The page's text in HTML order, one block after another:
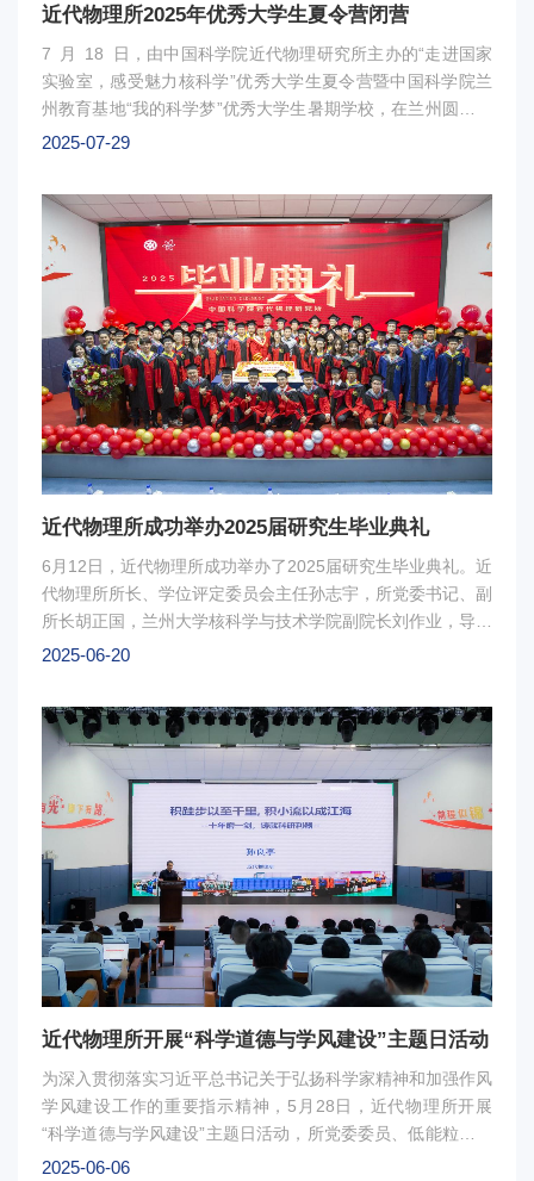
坚持把“科”字特色融入乡村振兴全过程，在科技兴村的道路上
不断探索实践、总结经验、推广创新。此次活动建立了研究生
科教帮扶志愿服务长效机制。未来，研究所将继续积极组织和
引导研究生对帮扶点开展“智志双扶”，持续为全面推进乡村振
兴贡献智慧和力量。图1 ：研究生和王泉村小学生合影图
近代物理所2025年优秀大学生夏令营闭营
7 月 18 日，由中国科学院近代物理研究所主办的“走进国家
实验室，感受魅力核科学”优秀大学生夏令营暨中国科学院兰
州教育基地“我的科学梦”优秀大学生暑期学校，在兰州圆满落
下帷幕。来自北京大学、中国科学技术大学、四川大学、兰州
天的深度研学中，零距离触摸核科学国家队的前沿脉动，完成
了一场从仰望星空到脚踏实地的科研体验之旅。夏令营在兰州
分院正式开营。中国科学院兰州分院各研究所导师为营员精心
筹备了丰富多彩的多学科专题讲座，为这场科研探索之旅筑牢
学术根基。开营仪式后，近代物理所的科学家团队重点解读强
流重离子加速器装置（HIAF）、加速器驱动嬗变研究装置
（CiADS）的最新进展，以及国产医用重离子加速器的临床应
用成果。通过深入浅出的讲解，营员们深刻体悟到科研工作者
“胸怀祖国、服务人民”的赤子情怀与使命担当。图1：专题讲
座及现场参观图2：现场提问在 5 天的沉浸式研学中，营员
们收获颇丰：聆听核物理、加速器技术、核能材料等领域的前
沿讲座，学术视野得到极大拓展；深入兰州重离子加速器国家
实验室，走进 HIRFL 加速器隧道、超导离子源实验室等核心
力量；与科学家团队面对面交流，围绕“科学兴趣培养”“创新
能力提升”及“科研精神传承”等话题展开深入对话。图3：师生
交流此外，营员们还参与了师生联谊、社会实践等特色活动，
在轻松互动中增进友谊，沉浸式感受研究所深厚的文化氛围和
一次学术探索之旅，更是一场科研精神的洗礼，大家将以此次
经历为契机，坚定科研理想，勇攀科学高峰。本次活动的成功
举办为全国优秀大学生搭建了了解核科学前沿、接触顶尖科研
平台的桥梁，进一步激发了青年学子投身核科学研究的热情，
为我国核科学事业的人才培养注入了新活力。
2025-07-29
近代物理所成功举办2025届研究生毕业典礼
6月12日，近代物理所成功举办了2025届研究生毕业典礼。近
代物理所所长、学位评定委员会主任孙志宇，所党委书记、副
所长胡正国，兰州大学核科学与技术学院副院长刘作业，导师
代表以及2025届毕业生和家属等近200人参加毕业典礼。毕业
开帷幕。胡正国宣读了毕业文件，代表研究所向圆满完成学业
的同学们表示祝贺。孙志宇在致辞中寄语毕业生。他代表研究
所向即将奔赴新征程的毕业生们送上了美好的祝愿，感谢同学
们将最美好的青春时光奉献给与国家的科技事业，并与近代物
理所同发展、共成长。面对新征程，他期望大家胸怀“国之大
者”、永葆学习热情、强化团队协作、保持积极心态，并勉励
大家在新的人生篇章中继续扬帆起航、锐意进取。随后，孙志
宇为毕业生们逐一拨苏正冠、颁发毕业证书。导师代表、原子
物理中心副主任张少锋研究员向毕业生们送上了真挚的祝福与
嘱托。他期望大家坚守科学精神，既有仰望星空的探索勇气，
也有脚踏实地的务实品格，更需怀抱家国情怀与感恩之心。毕
业生代表闫晓宇在发言中回顾了自己在研究所的学习与成长经
历，感谢研究所和导师们的精心培养和悉心指导。2021级博
表达了诚挚的感谢与美好的祝愿。典礼上，刘作业副院长、近
代物理所核物理中心首席科学家张玉虎研究员、材料研究中心
副主任段敬来研究员分别为优秀毕业生、三好学生标兵和优秀
学生干部颁发了荣誉证书。最后，毕业典礼在师生分享毕业蛋
2025-06-20
近代物理所开展“科学道德与学风建设”主题日活动
为深入贯彻落实习近平总书记关于弘扬科学家精神和加强作风
学风建设工作的重要指示精神，5月28日，近代物理所开展
“科学道德与学风建设”主题日活动，所党委委员、低能粒子束
技术中心主任孙良亭研究员作《积跬步以至千里,积小流以成
2025-06-06